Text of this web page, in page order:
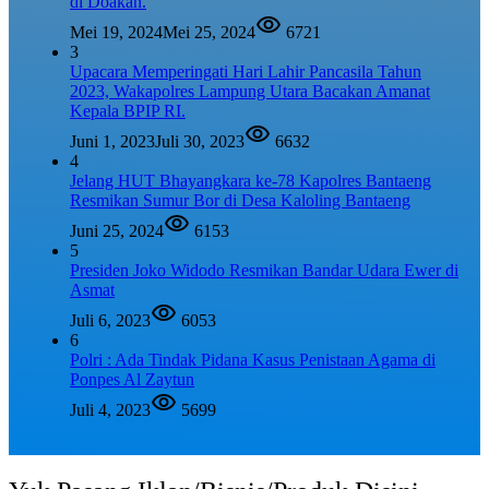
Mei 19, 2024Mei 25, 2024
6721
3
Upacara Memperingati Hari Lahir Pancasila Tahun
2023, Wakapolres Lampung Utara Bacakan Amanat
Kepala BPIP RI.
Juni 1, 2023Juli 30, 2023
6632
4
Jelang HUT Bhayangkara ke-78 Kapolres Bantaeng
Resmikan Sumur Bor di Desa Kaloling Bantaeng
Juni 25, 2024
6153
5
Presiden Joko Widodo Resmikan Bandar Udara Ewer di
Asmat
Juli 6, 2023
6053
6
Polri : Ada Tindak Pidana Kasus Penistaan Agama di
Ponpes Al Zaytun
Juli 4, 2023
5699